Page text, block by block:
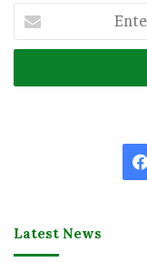
your
Email
Latest News